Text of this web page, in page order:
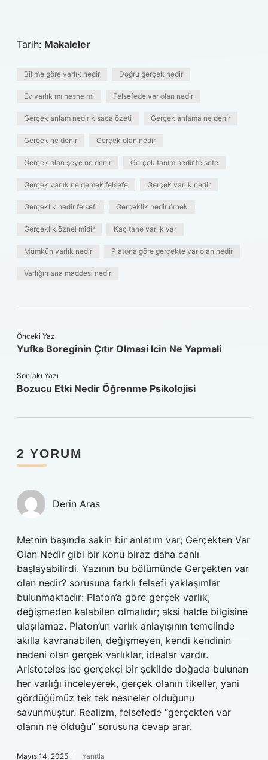
Tarih: Makaleler
Bilime göre varlık nedir Doğru gerçek nedir
Ev varlık mı nesne mi Felsefede var olan nedir
Gerçek anlam nedir kısaca özeti Gerçek anlama ne denir
Gerçek ne denir Gerçek olan nedir
Gerçek olan şeye ne denir Gerçek tanım nedir felsefe
Gerçek varlık ne demek felsefe Gerçek varlık nedir
Gerçeklik nedir felsefi Gerçeklik nedir örnek
Gerçeklik öznel midir Kaç tane varlık var
Mümkün varlık nedir Platona göre gerçekte var olan nedir
Varlığın ana maddesi nedir
Önceki Yazı
Yufka Boreginin Çıtır Olmasi Icin Ne Yapmali
Sonraki Yazı
Bozucu Etki Nedir Öğrenme Psikolojisi
2 YORUM
Derin Aras
Metnin başında sakin bir anlatım var; Gerçekten Var
Olan Nedir gibi bir konu biraz daha canlı
başlayabilirdi. Yazının bu bölümünde Gerçekten var
olan nedir? sorusuna farklı felsefi yaklaşımlar
bulunmaktadır: Platon’a göre gerçek varlık,
değişmeden kalabilen olmalıdır; aksi halde bilgisine
ulaşılamaz. Platon’un varlık anlayışının temelinde
akılla kavranabilen, değişmeyen, kendi kendinin
nedeni olan gerçek varlıklar, idealar vardır.
Aristoteles ise gerçekçi bir şekilde doğada bulunan
her varlığı inceleyerek, gerçek olanın tikeller, yani
gördüğümüz tek tek nesneler olduğunu
savunmuştur. Realizm, felsefede “gerçekten var
olanın ne olduğu” sorusuna cevap arar.
Mayıs 14, 2025 Yanıtla